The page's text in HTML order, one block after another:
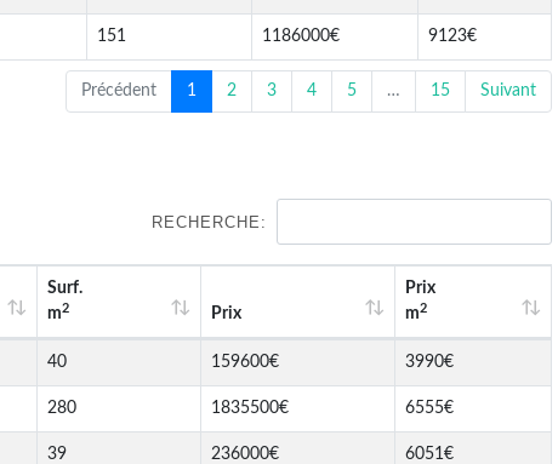
151 1186000€ 9123€
Précédent 1 2 3 4 5 … 15 Suivant
RECHERCHE:
Surf.
m2 Prix
Prix
m2
40 159600€ 3990€
280 1835500€ 6555€
39 236000€ 6051€